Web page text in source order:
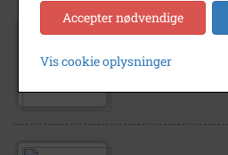
Lilly Valborg
Accepter nødvendige
Vis cookie oplysninger